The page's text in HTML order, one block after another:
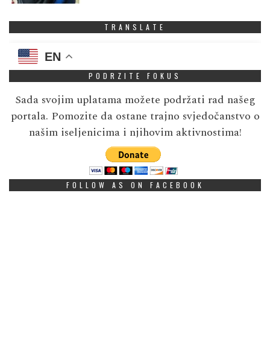
TRANSLATE
EN
PODRZITE FOKUS
Sada svojim uplatama možete podržati rad našeg
portala. Pomozite da ostane trajno svjedočanstvo o
našim iseljenicima i njihovim aktivnostima!
FOLLOW AS ON FACEBOOK